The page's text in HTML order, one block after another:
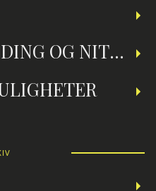
KURS I GASSBLANDING OG NITROXDYKKING